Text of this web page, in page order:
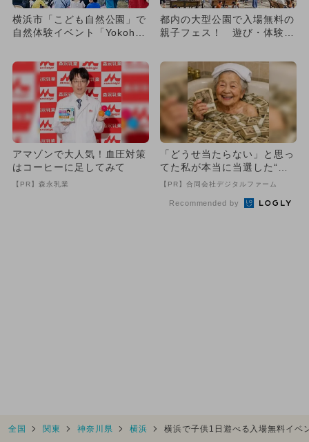
横浜市「こども自然公園」で
自然体験イベント「Yokoha
都内の大型公園で入場無料の
親子フェス！ 遊び・体験・
アマゾンで大人気！血圧対策
はコーヒーに足してみて
【PR】森永乳業
「どうせ当たらない」と思っ
てた私が本当に当選した“買
い方”がこれ
【PR】合同会社デジタルファーム
Recommended by
全国 関東 神奈川県 横浜 横浜で子供1日遊べる入場無料イ